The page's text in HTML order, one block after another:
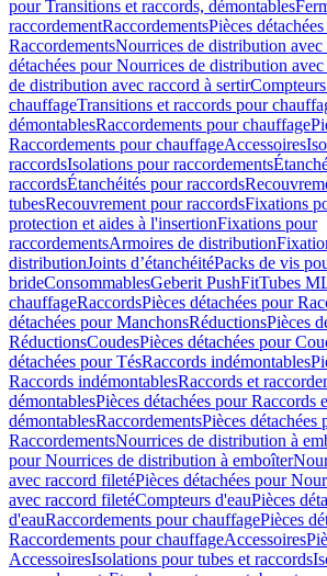
pour Transitions et raccords, démontables
raccordementRaccordementsPièces
RaccordementsNourrices de distribution
détachées pour Nourrices de distribution
de distribution avec raccord à sertir
chauffageTransitions et raccords pour
démontablesRaccordements pour chauffage
Raccordements pour chauffageAccessoires
raccordsIsolations pour raccordements
raccordsÉtanchéités pour raccords
tubesRecouvrement pour raccordsFixations
protection et aides à l'insertionFixations pour
raccordementsArmoires de distribution
distributionJoints d’étanchéitéPacks de vis
brideConsommablesGeberit PushFitTubes
chauffageRaccordsPièces détachées pour
détachées pour ManchonsRéductionsPièces
RéductionsCoudesPièces détachées pour
détachées pour TésRaccords indémontables
Raccords indémontablesRaccords et
démontablesPièces détachées pour Raccords
démontablesRaccordementsPièces détachées
RaccordementsNourrices de distribution à
pour Nourrices de distribution à emboîter
avec raccord filetéPièces détachées pour
avec raccord filetéCompteurs d'eauPièces
d'eauRaccordements pour chauffagePièces
Raccordements pour chauffageAccessoires
AccessoiresIsolations pour tubes et raccords